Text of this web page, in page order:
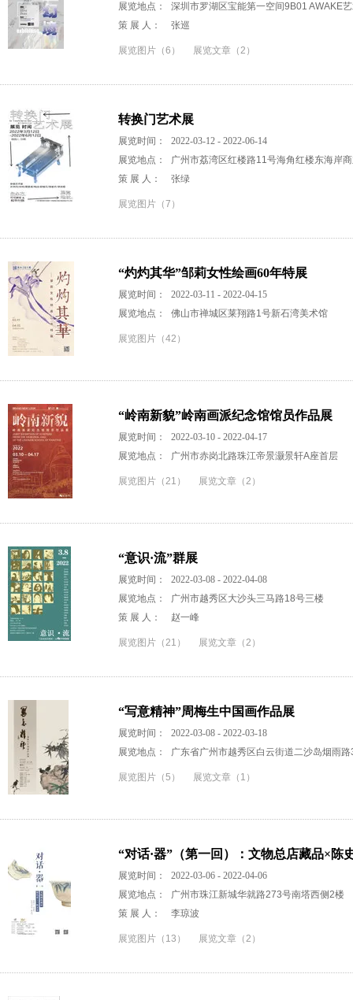
展览地点：
深圳市罗湖区宝能第一空间9B01 AWAKE
策 展 人：
张巡
展览图片（6） 展览文章（2）
转换门艺术展
展览时间：
2022-03-12 - 2022-06-14
展览地点：
广州市荔湾区红楼路11号海角红楼东海岸
策 展 人：
张绿
展览图片（7）
“灼灼其华”邹莉女性绘画60年特展
展览时间：
2022-03-11 - 2022-04-15
展览地点：
佛山市禅城区莱翔路1号新石湾美术馆
展览图片（42）
“岭南新貌”岭南画派纪念馆馆员作品展
展览时间：
2022-03-10 - 2022-04-17
展览地点：
广州市赤岗北路珠江帝景灏景轩A座首层
展览图片（21） 展览文章（2）
“意识·流”群展
展览时间：
2022-03-08 - 2022-04-08
展览地点：
广州市越秀区大沙头三马路18号三楼
策 展 人：
赵一峰
展览图片（21） 展览文章（2）
“写意精神”周梅生中国画作品展
展览时间：
2022-03-08 - 2022-03-18
展览地点：
广东省广州市越秀区白云街道二沙岛烟雨
展览图片（5） 展览文章（1）
“对话·器”（第一回）：文物总店藏品×陈
展览时间：
2022-03-06 - 2022-04-06
展览地点：
广州市珠江新城华就路273号南塔西侧2楼
策 展 人：
李琼波
展览图片（13） 展览文章（2）